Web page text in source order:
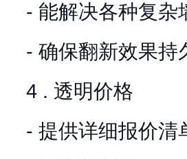
- 能解决各种复杂
- 确保翻新效果持
4 . 透明价格
- 提供详细报价清